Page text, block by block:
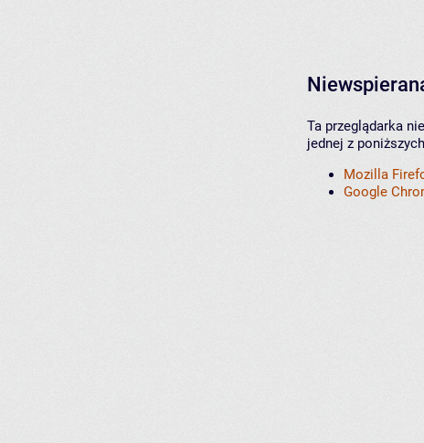
Ta przeglądarka
jednej z
Mozilla
Google